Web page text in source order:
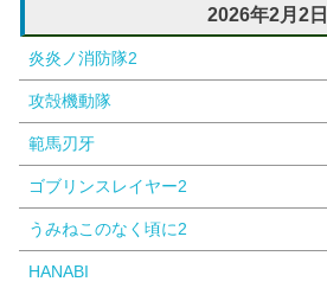
2026年2月2日
炎炎ノ消防隊2
攻殻機動隊
範馬刃牙
ゴブリンスレイヤー2
うみねこのなく頃に2
HANABI